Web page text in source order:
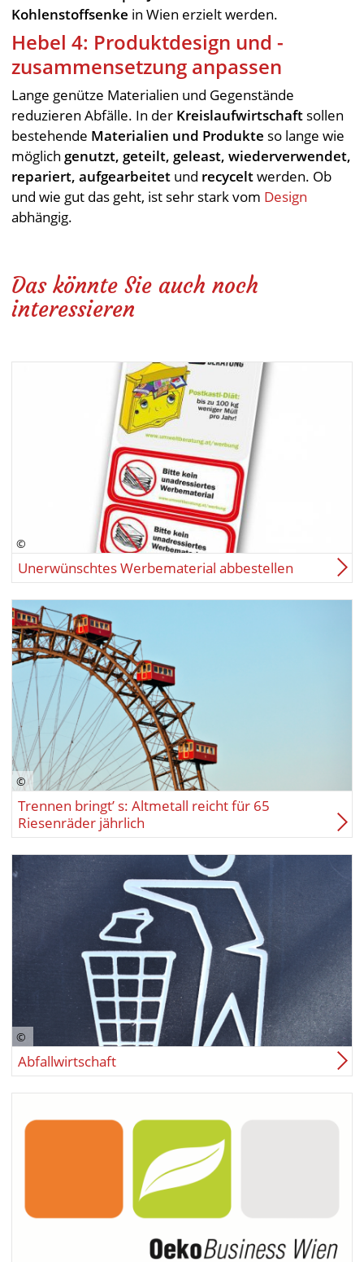
Kohlenstoffsenke in Wien erzielt werden.
Hebel 4: Produktdesign und -
zusammensetzung anpassen
Lange genütze Materialien und Gegenstände
reduzieren Abfälle. In der Kreislaufwirtschaft sollen
bestehende Materialien und Produkte so lange wie
möglich genutzt, geteilt, geleast, wiederverwendet,
repariert, aufgearbeitet und recyceltwerden. Ob
und wie gut das geht, ist sehr stark vom Design
abhängig.
Das könnte Sie auch noch
interessieren
Unerwünschtes Werbematerial abbestellen
Trennen bringt’ s: Altmetall reicht für 65
Riesenräder jährlich
Abfallwirtschaft